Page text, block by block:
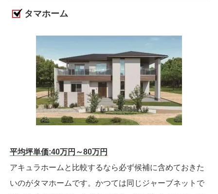
タマホーム
平均坪単価:40万円～80万円
アキュラホームと比較するなら必ず候補に含めておきた
いのがタマホームです。かつては同じジャーブネットで